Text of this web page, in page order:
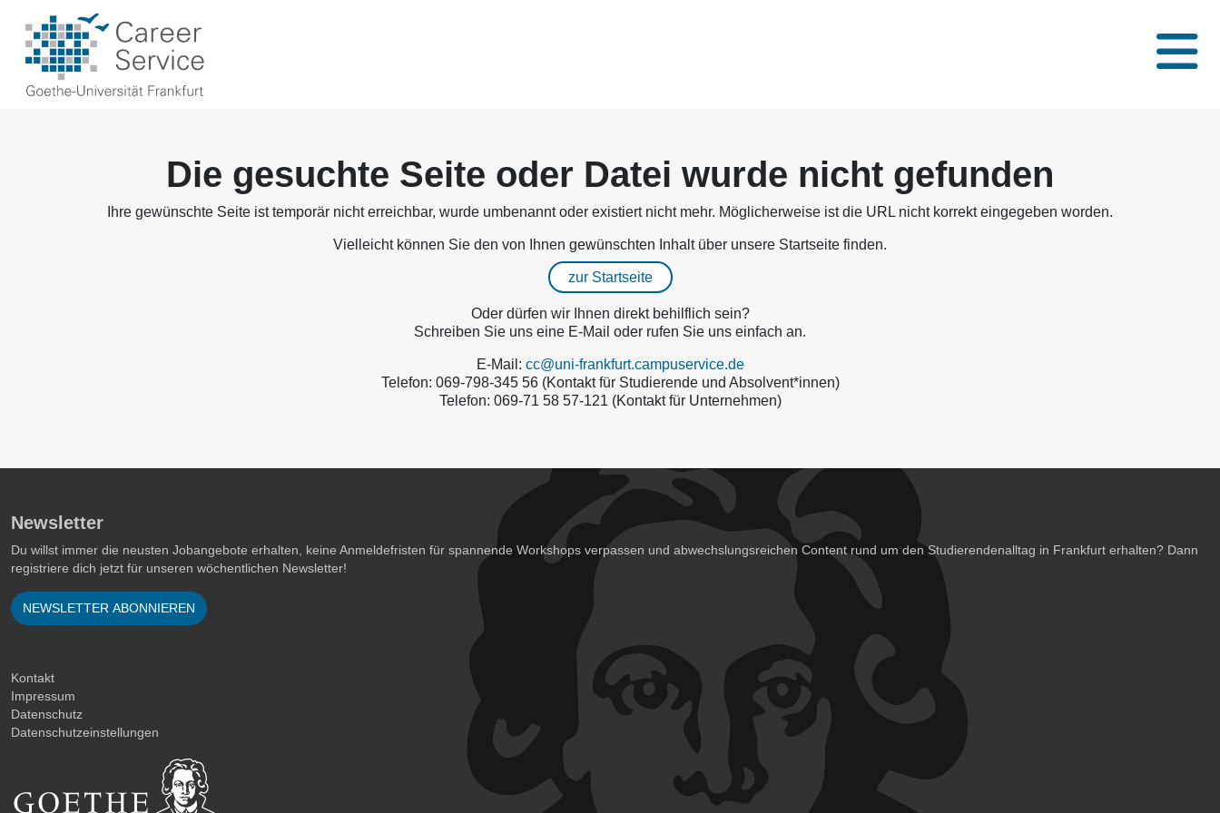
Die gesuchte Seite oder Datei wurde nicht gefunden
Ihre gewünschte Seite ist temporär nicht erreichbar, wurde umbenannt oder existiert nicht mehr. Möglicherweise ist die URL nicht korrekt eingegeben worden.
Vielleicht können Sie den von Ihnen gewünschten Inhalt über unsere Startseite finden.
zur Startseite
Oder dürfen wir Ihnen direkt behilflich sein?
Schreiben Sie uns eine E-Mail oder rufen Sie uns einfach an.
E-Mail: cc@uni-frankfurt.campuservice.de
Telefon: 069-798-345 56 (Kontakt für Studierende und Absolvent*innen)
Telefon: 069-71 58 57-121 (Kontakt für Unternehmen)
Newsletter
Du willst immer die neusten Jobangebote erhalten, keine Anmeldefristen für spannende Workshops verpassen und abwechslungsreichen Content rund um den Studierendenalltag in Frankfurt erhalten? Dann
registriere dich jetzt für unseren wöchentlichen Newsletter!
NEWSLETTER ABONNIEREN
Kontakt
Impressum
Datenschutz
Datenschutzeinstellungen